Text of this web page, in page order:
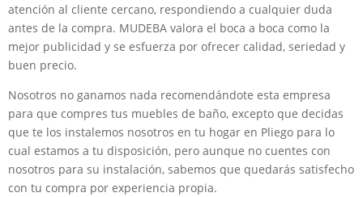
atención al cliente cercano, respondiendo a cualquier duda
antes de la compra. MUDEBA valora el boca a boca como la
mejor publicidad y se esfuerza por ofrecer calidad, seriedad y
buen precio.
Nosotros no ganamos nada recomendándote esta empresa
para que compres tus muebles de baño, excepto que decidas
que te los instalemos nosotros en tu hogar en Pliego para lo
cual estamos a tu disposición, pero aunque no cuentes con
nosotros para su instalación, sabemos que quedarás satisfecho
con tu compra por experiencia propia.